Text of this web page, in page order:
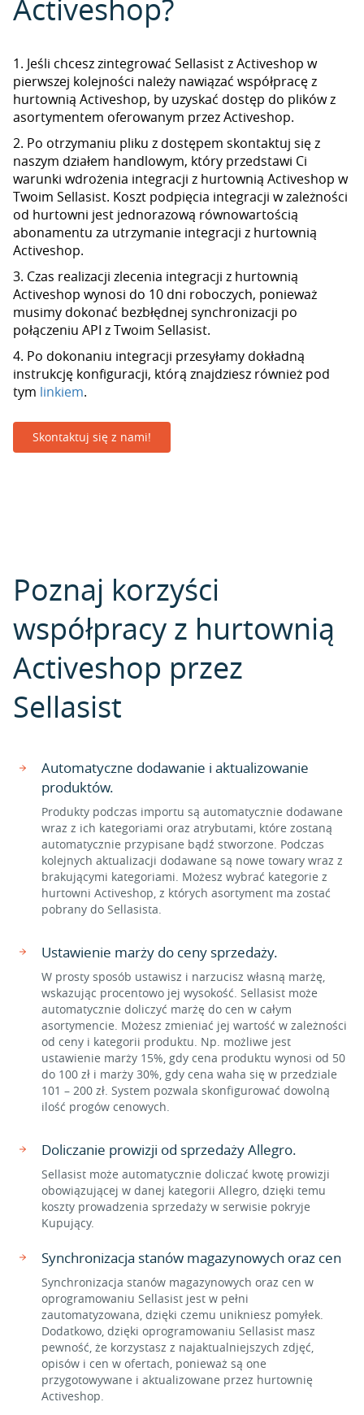
Activeshop?
1. Jeśli chcesz zintegrować Sellasist z Activeshop w
pierwszej kolejności należy nawiązać współpracę z
hurtownią Activeshop, by uzyskać dostęp do plików z
asortymentem oferowanym przez Activeshop.
2. Po otrzymaniu pliku z dostępem skontaktuj się z
naszym działem handlowym, który przedstawi Ci
warunki wdrożenia integracji z hurtownią Activeshop w
Twoim Sellasist. Koszt podpięcia integracji w zależności
od hurtowni jest jednorazową równowartością
abonamentu za utrzymanie integracji z hurtownią
Activeshop.
3. Czas realizacji zlecenia integracji z hurtownią
Activeshop wynosi do 10 dni roboczych, ponieważ
musimy dokonać bezbłędnej synchronizacji po
połączeniu API z Twoim Sellasist.
4. Po dokonaniu integracji przesyłamy dokładną
instrukcję konfiguracji, którą znajdziesz również pod
tym linkiem.
Skontaktuj się z nami!
Poznaj korzyści
współpracy z hurtownią
Activeshop przez
Sellasist
Automatyczne dodawanie i aktualizowanie
produktów.
Produkty podczas importu są automatycznie dodawane
wraz z ich kategoriami oraz atrybutami, które zostaną
automatycznie przypisane bądź stworzone. Podczas
kolejnych aktualizacji dodawane są nowe towary wraz z
brakującymi kategoriami. Możesz wybrać kategorie z
hurtowni Activeshop, z których asortyment ma zostać
pobrany do Sellasista.
Ustawienie marży do ceny sprzedaży.
W prosty sposób ustawisz i narzucisz własną marżę,
wskazując procentowo jej wysokość. Sellasist może
automatycznie doliczyć marżę do cen w całym
asortymencie. Możesz zmieniać jej wartość w zależności
od ceny i kategorii produktu. Np. możliwe jest
ustawienie marży 15%, gdy cena produktu wynosi od 50
do 100 zł i marży 30%, gdy cena waha się w przedziale
101 – 200 zł. System pozwala skonfigurować dowolną
ilość progów cenowych.
Doliczanie prowizji od sprzedaży Allegro.
Sellasist może automatycznie doliczać kwotę prowizji
obowiązującej w danej kategorii Allegro, dzięki temu
koszty prowadzenia sprzedaży w serwisie pokryje
Kupujący.
Synchronizacja stanów magazynowych oraz cen
Synchronizacja stanów magazynowych oraz cen w
oprogramowaniu Sellasist jest w pełni
zautomatyzowana, dzięki czemu unikniesz pomyłek.
Dodatkowo, dzięki oprogramowaniu Sellasist masz
pewność, że korzystasz z najaktualniejszych zdjęć,
opisów i cen w ofertach, ponieważ są one
przygotowywane i aktualizowane przez hurtownię
Activeshop.